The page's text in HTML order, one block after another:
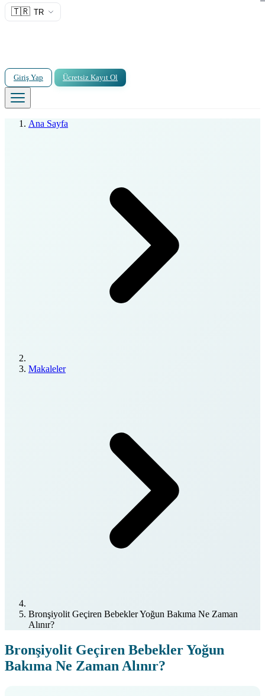
🇹🇷 TR
Giriş Yap Ücretsiz Kayıt Ol
Ana Sayfa
Makaleler
Bronşiyolit Geçiren Bebekler Yoğun Bakıma Ne Zaman
Alınır?
Bronşiyolit Geçiren Bebekler Yoğun
Bakıma Ne Zaman Alınır?